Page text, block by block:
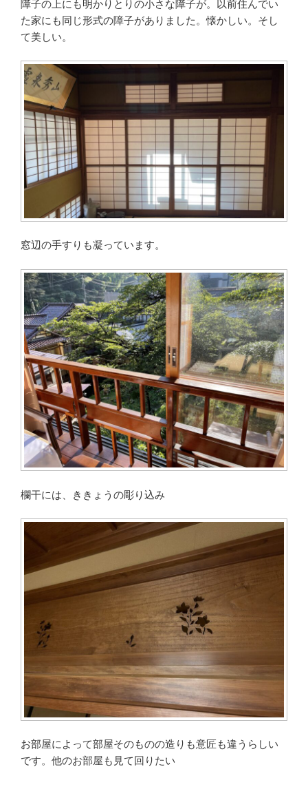
障子の上にも明かりとりの小さな障子が。以前住んでい
た家にも同じ形式の障子がありました。懐かしい。そし
て美しい。
窓辺の手すりも凝っています。
欄干には、ききょうの彫り込み
お部屋によって部屋そのものの造りも意匠も違うらしい
です。他のお部屋も見て回りたい